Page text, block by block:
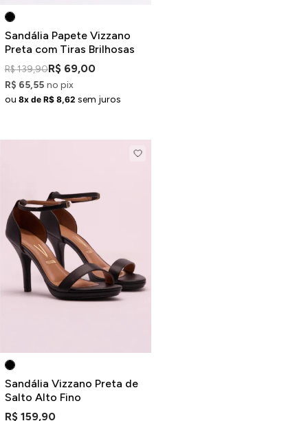
Sandália Papete Vizzano
Preta com Tiras Brilhosas
R$ 139,90R$ 69,00
R$ 65,55 no pix
ou 8x de R$ 8,62 sem juros
Sandália Vizzano Preta de
Salto Alto Fino
R$ 159,90